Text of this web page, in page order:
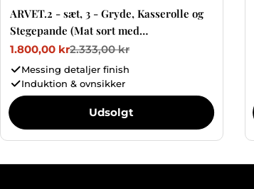
ARVET.2 - sæt, 3 - Gryde, Kasserolle og
Stegepande (Mat sort med
messingdetaljer)
Tilbudspris
1.800,00 kr
Normalpris2.333,00 kr
Messing detaljer finish
Induktion & ovnsikker
Udsolgt